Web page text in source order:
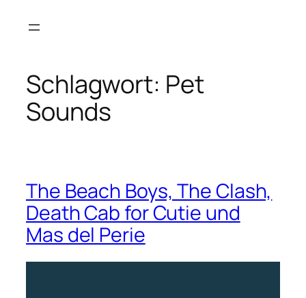
Inhalt
Schlagwort: Pet
Sounds
The Beach Boys, The Clash,
Death Cab for Cutie und
Mas del Perie